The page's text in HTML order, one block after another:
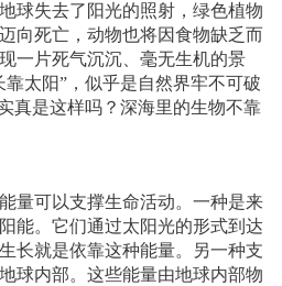
失去了阳光的照射，绿色植物
向死亡，动物也将因食物缺乏而
一片死气沉沉、毫无生机的景
太阳”，似乎是自然界牢不可破
真是这样吗？深海里的生物不靠
可以支撑生命活动。一种是来
能。它们通过太阳光的形式到达
长就是依靠这种能量。另一种支
球内部。这些能量由地球内部物